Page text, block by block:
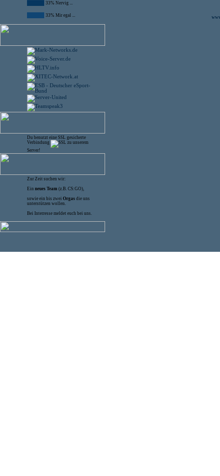
33% Nervig ...
33% Mir egal ...
Du benutzt eine SSL gesicherte
Verbindung
zu unserem
Server!
Zur Zeit suchen wir:
Ein neues Team (z.B. CS:GO),
sowie ein bis zwei Orgas die uns
unterstützen wollen.
Bei Interresse meldet euch bei uns.